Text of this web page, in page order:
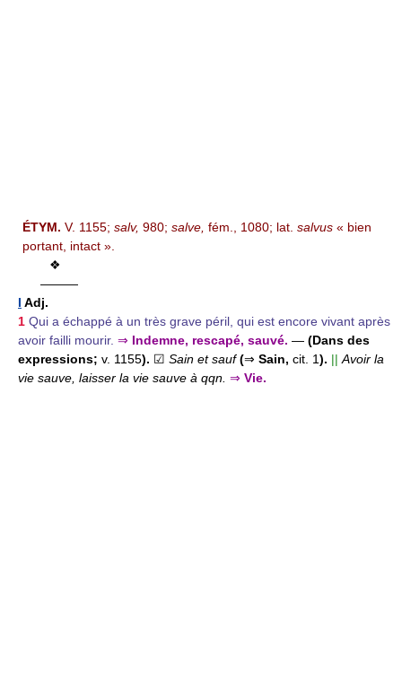
ÉTYM. V. 1155; salv, 980; salve, fém., 1080; lat. salvus « bien
portant, intact ».
❖
———
I Adj.
1 Qui a échappé à un très grave péril, qui est encore vivant après
avoir failli mourir. ⇒ Indemne, rescapé, sauvé. — (Dans des
expressions; v. 1155). ☑ Sain et sauf(⇒ Sain, cit. 1). || Avoir la
vie sauve, laisser la vie sauve à qqn. ⇒ Vie.